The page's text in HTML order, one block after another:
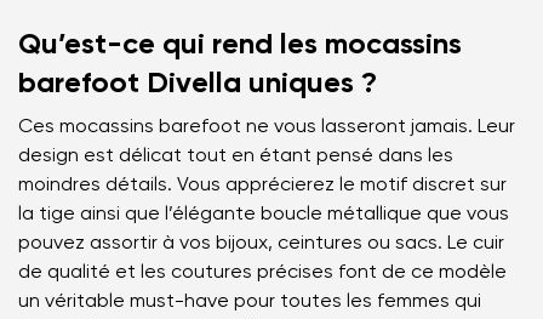
Qu’est-ce qui rend les mocassins
barefoot Divella uniques ?
Ces mocassins barefoot ne vous lasseront jamais. Leur
design est délicat tout en étant pensé dans les
moindres détails. Vous apprécierez le motif discret sur
la tige ainsi que l’élégante boucle métallique que vous
pouvez assortir à vos bijoux, ceintures ou sacs. Le cuir
de qualité et les coutures précises font de ce modèle
un véritable must-have pour toutes les femmes qui